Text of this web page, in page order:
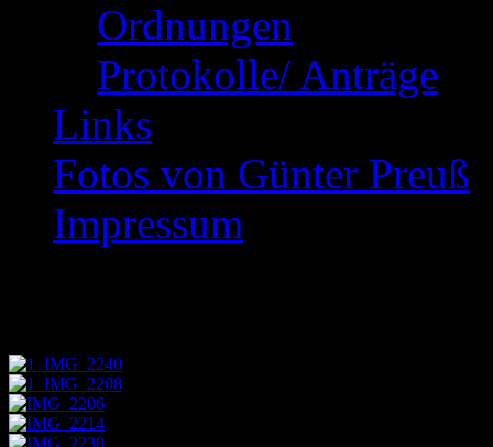
Ordnungen
Protokolle/ Anträge
Links
Fotos von Günter Preuß
Impressum